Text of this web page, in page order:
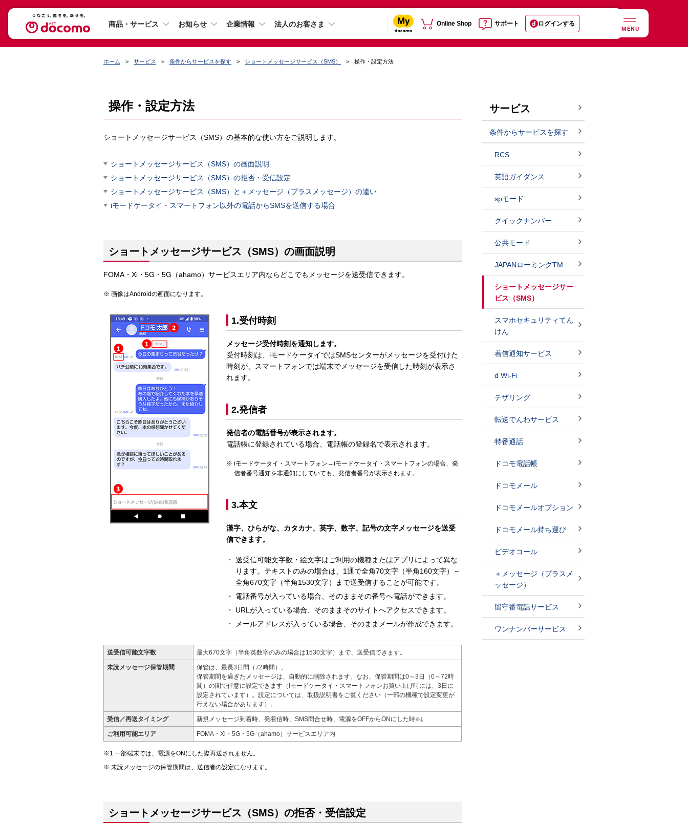
商品・サービス お知らせ 企業情報 法人のお客さま Online Shop サポート ログインする
MENU
ホーム サービス 条件からサービスを探す ショートメッセージサービス（SMS） 操作・設定方法
操作・設定方法
ショートメッセージサービス（SMS）の基本的な使い方をご説明します。
ショートメッセージサービス（SMS）の画面説明
ショートメッセージサービス（SMS）の拒否・受信設定
ショートメッセージサービス（SMS）と＋メッセージ（プラスメッセージ）の違い
iモードケータイ・スマートフォン以外の電話からSMSを送信する場合
ショートメッセージサービス（SMS）の画面説明
FOMA・Xi・5G・5G（ahamo）サービスエリア内ならどこでもメッセージを送受信できます。
画像はAndroidの画面になります。
1.受付時刻
メッセージ受付時刻を通知します。
受付時刻は、iモードケータイではSMSセンターがメッセージを受付けた
時刻が、スマートフォンでは端末でメッセージを受信した時刻が表示さ
れます。
2.発信者
発信者の電話番号が表示されます。
電話帳に登録されている場合、電話帳の登録名で表示されます。
iモードケータイ・スマートフォン→iモードケータイ・スマートフォンの場合、発
信者番号通知を非通知にしていても、発信者番号が表示されます。
3.本文
漢字、ひらがな、カタカナ、英字、数字、記号の文字メッセージを送受
信できます。
送受信可能文字数・絵文字はご利用の機種またはアプリによって異な
ります。テキストのみの場合は、1通で全角70文字（半角160文字）～
全角670文字（半角1530文字）まで送受信することが可能です。
電話番号が入っている場合、そのままその番号へ電話ができます。
URLが入っている場合、そのままそのサイトへアクセスできます。
メールアドレスが入っている場合、そのままメールが作成できます。
送受信可能文字数 最大670文字（半角英数字のみの場合は1530文字）まで、送受信できます。
未読メッセージ保管期間
保管は、最長3日間（72時間）。
保管期間を過ぎたメッセージは、自動的に削除されます。なお、保管期間は0～3日（0～72時
間）の間で任意に設定できます（iモードケータイ・スマートフォンお買い上げ時には、3日に
設定されています）。設定については、取扱説明書をご覧ください（一部の機種で設定変更が
行えない場合があります）。
受信／再送タイミング 新規メッセージ到着時、発着信時、SMS問合せ時、電源をOFFからONにした時※1
ご利用可能エリア FOMA・Xi・5G・5G（ahamo）サービスエリア内
一部端末では、電源をONにした際再送されません。
未読メッセージの保管期間は、送信者の設定になります。
ショートメッセージサービス（SMS）の拒否・受信設定
サービス
条件からサービスを探す
RCS
英語ガイダンス
spモード
クイックナンバー
公共モード
JAPANローミングTM
ショートメッセージサー
ビス（SMS）
スマホセキュリティてん
けん
着信通知サービス
d Wi-Fi
テザリング
転送でんわサービス
特番通話
ドコモ電話帳
ドコモメール
ドコモメールオプション
ドコモメール持ち運び
ビデオコール
＋メッセージ（プラスメ
ッセージ）
留守番電話サービス
ワンナンバーサービス